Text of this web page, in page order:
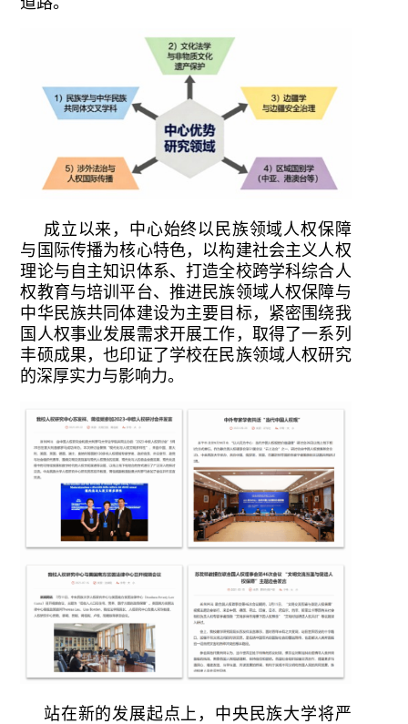
成立以来，中心始终以民族领域人权保障
与国际传播为核心特色，以构建社会主义人权
理论与自主知识体系、打造全校跨学科综合人
权教育与培训平台、推进民族领域人权保障与
中华民族共同体建设为主要目标，紧密围绕我
国人权事业发展需求开展工作，取得了一系列
丰硕成果，也印证了学校在民族领域人权研究
的深厚实力与影响力。
站在新的发展起点上，中央民族大学将严